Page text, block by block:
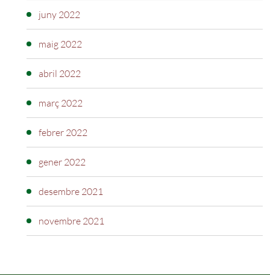
juny 2022
maig 2022
abril 2022
març 2022
febrer 2022
gener 2022
desembre 2021
novembre 2021